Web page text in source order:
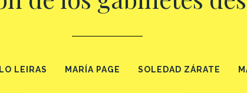
LEIRAS MARÍA PAGE SOLEDAD ZÁRATE